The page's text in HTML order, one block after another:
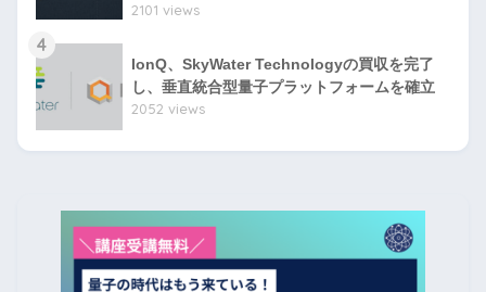
2101 views
4
IonQ、SkyWater Technologyの買収を完了
し、垂直統合型量子プラットフォームを確立
2052 views